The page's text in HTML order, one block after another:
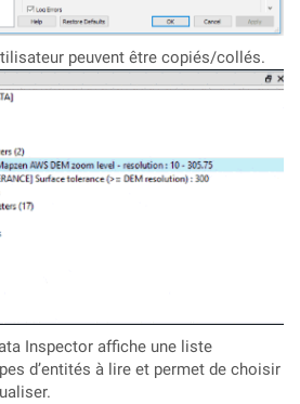
peuvent être copiés/collés.
Inspector affiche une liste
d’entités à lire et permet de choisir